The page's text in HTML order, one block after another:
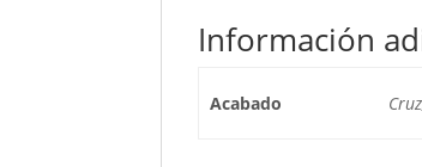
Información
Acabado